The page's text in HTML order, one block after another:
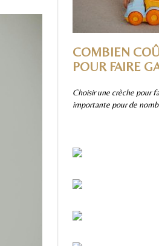
FAIRE
ET
BÉBÉ ?
une étape aussi
COMBIEN
POUR FAIRE
Choisir une crèche pour
importante pour de